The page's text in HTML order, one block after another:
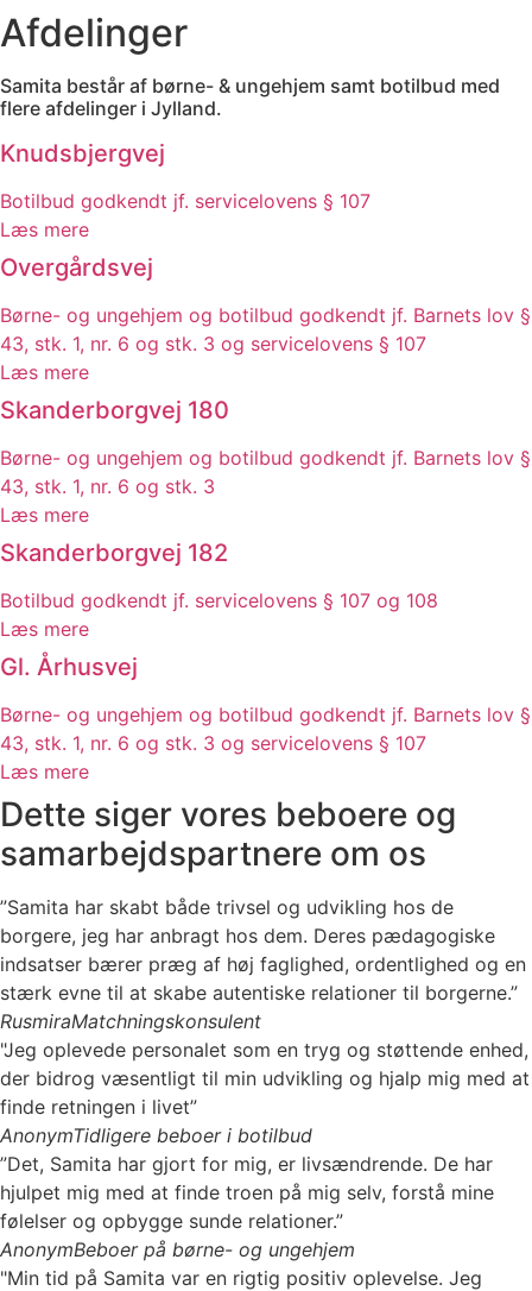
Afdelinger
Samita består af børne- & ungehjem samt botilbud med
flere afdelinger i Jylland.​
Knudsbjergvej
Botilbud godkendt jf. servicelovens § 107
Læs mere
Overgårdsvej
Børne- og ungehjem og botilbud godkendt jf. Barnets lov §
43, stk. 1, nr. 6 og stk. 3 og servicelovens § 107
Læs mere
Skanderborgvej 180
Børne- og ungehjem og botilbud godkendt jf. Barnets lov §
43, stk. 1, nr. 6 og stk. 3
Læs mere
Skanderborgvej 182
Botilbud godkendt jf. servicelovens § 107 og 108
Læs mere
Gl. Århusvej
Børne- og ungehjem og botilbud godkendt jf. Barnets lov §
43, stk. 1, nr. 6 og stk. 3 og servicelovens § 107
Læs mere
Dette siger vores beboere og
samarbejdspartnere om os
”Samita har skabt både trivsel og udvikling hos de
borgere, jeg har anbragt hos dem. Deres pædagogiske
indsatser bærer præg af høj faglighed, ordentlighed og en
stærk evne til at skabe autentiske relationer til borgerne.”
RusmiraMatchningskonsulent
"Jeg oplevede personalet som en tryg og støttende enhed,
der bidrog væsentligt til min udvikling og hjalp mig med at
finde retningen i livet”
AnonymTidligere beboer i botilbud
”Det, Samita har gjort for mig, er livsændrende. De har
hjulpet mig med at finde troen på mig selv, forstå mine
følelser og opbygge sunde relationer.”
AnonymBeboer på børne- og ungehjem
"Min tid på Samita var en rigtig positiv oplevelse. Jeg